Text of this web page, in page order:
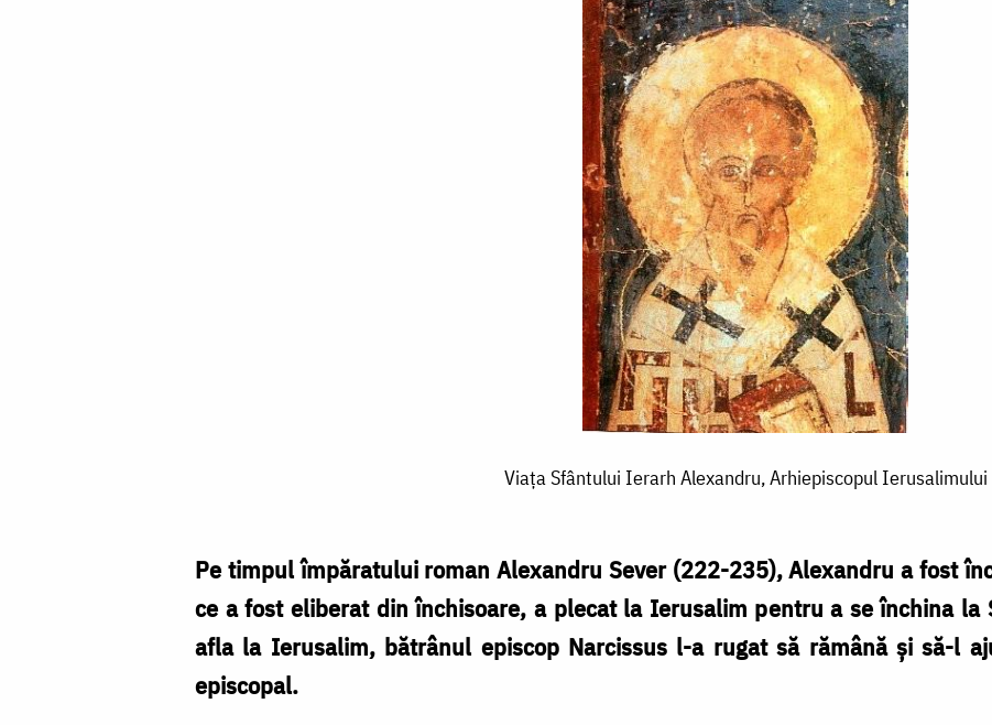
Viața Sfântului Ierarh Alexandru, Arhiepiscopul Ierusalimului
Pe timpul împăratului roman Alexandru Sever (222-235), Alexandru a fost
ce a fost eliberat din închisoare, a plecat la Ierusalim pentru a se închina
afla la Ierusalim, bătrânul episcop Narcissus l-a rugat să rămână și să-l
episcopal.